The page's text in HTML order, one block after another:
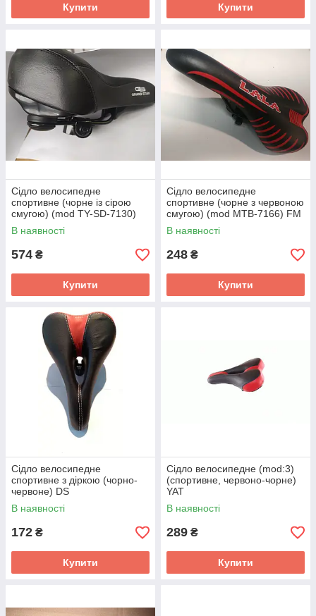
Купити Купити
Сідло велосипедне
спортивне (чорне із сірою
смугою) (mod TY-SD-7130)
KL
В наявності
574 ₴
Купити
Сідло велосипедне
спортивне (чорне з червоною
смугою) (mod МТВ-7166) FM
В наявності
248 ₴
Купити
Сідло велосипедне
спортивне з діркою (чорно-
червоне) DS
В наявності
172 ₴
Купити
Сідло велосипедне (mod:3)
(спортивне, червоно-чорне)
YAT
В наявності
289 ₴
Купити